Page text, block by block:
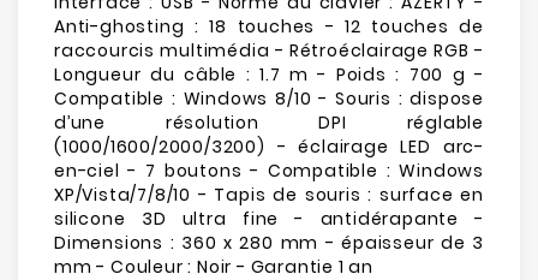
Anti-ghosting : 18 touches - 12 touches de
raccourcis multimédia - Rétroéclairage RGB -
Longueur du câble : 1.7 m - Poids : 700 g -
Compatible : Windows 8/10 - Souris : dispose
d’une résolution DPI réglable
(1000/1600/2000/3200) - éclairage LED arc-
en-ciel - 7 boutons - Compatible : Windows
XP/Vista/7/8/10 - Tapis de souris : surface en
silicone 3D ultra fine - antidérapante -
Dimensions : 360 x 280 mm - épaisseur de 3
mm - Couleur : Noir - Garantie 1 an